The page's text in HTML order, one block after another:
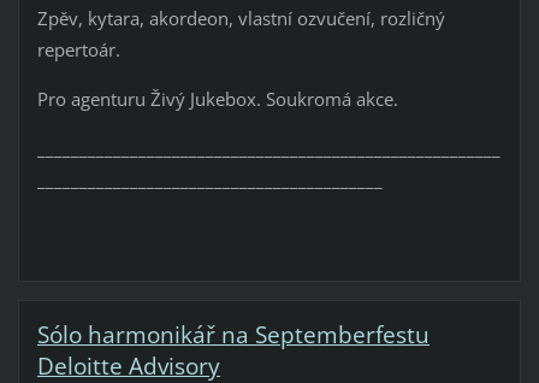
Zpěv, kytara, akordeon, vlastní ozvučení, rozličný
repertoár.
Pro agenturu Živý Jukebox. Soukromá akce.
Sólo harmonikář na Septemberfestu
Deloitte Advisory